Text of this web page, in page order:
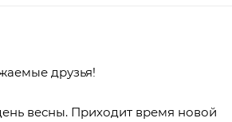
друзья!
весны. Приходит время новой